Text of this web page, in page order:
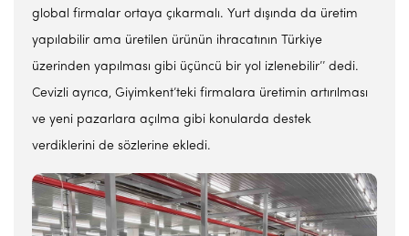
global firmalar ortaya çıkarmalı. Yurt dışında da üretim
yapılabilir ama üretilen ürünün ihracatının Türkiye
üzerinden yapılması gibi üçüncü bir yol izlenebilir’’ dedi.
Cevizli ayrıca, Giyimkent’teki firmalara üretimin artırılması
ve yeni pazarlara açılma gibi konularda destek
verdiklerini de sözlerine ekledi.